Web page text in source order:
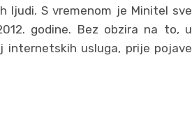
S vremenom je Minitel sve
godine. Bez obzira na to, u
usluga, prije pojave